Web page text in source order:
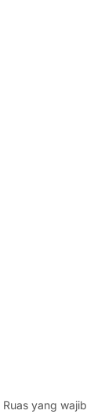
Ruas yang wajib